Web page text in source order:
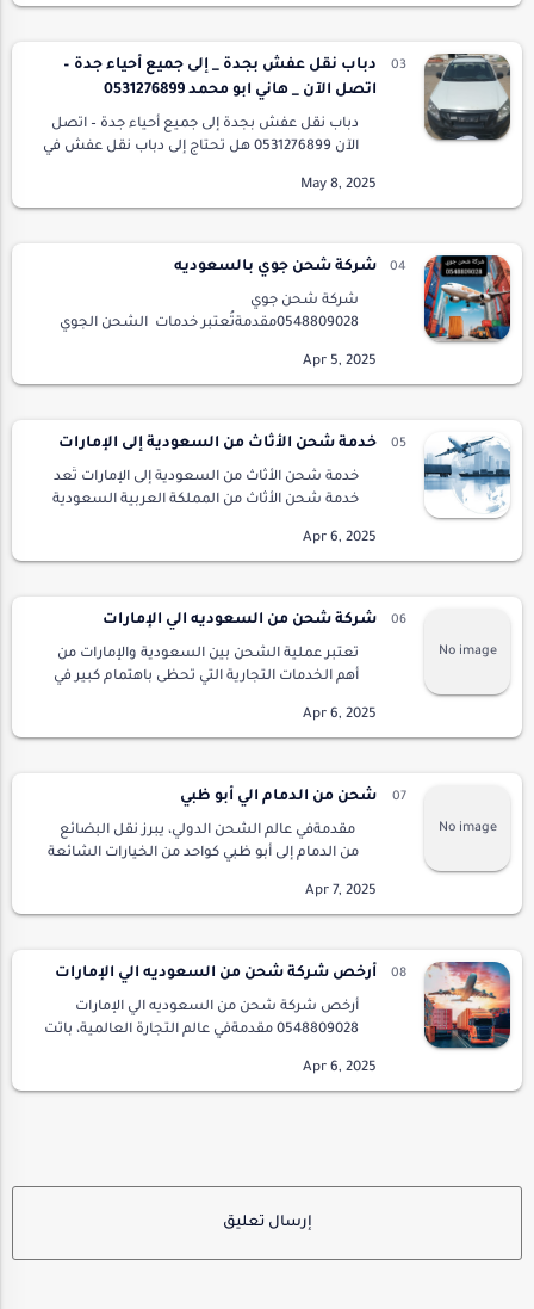
الكويت …
دباب نقل عفش بجدة _ إلى جميع أحياء جدة –
اتصل الآن _ هاني ابو محمد 0531276899
دباب نقل عفش بجدة إلى جميع أحياء جدة – اتصل
الآن 0531276899 هل تحتاج إلى دباب نقل عفش في
جدة إلى جميع أحياء جدة بأفضل الأسعار،
وباحترافية …
شركة شحن جوي بالسعوديه
شركة شحن جوي
0548809028مقدمةتُعتبر خدمات الشحن الجوي
حيث تساهم بصورة كبيرة في تسريع عمليات
النقل بين مختلف دول العالم. م…
خدمة شحن الأثاث من السعودية إلى الإمارات
خدمة شحن الأثاث من السعودية إلى الإمارات تُعد
خدمة شحن الأثاث من المملكة العربية السعودية
اللوجستية الأساسية التي تلبّي احتياجات الأ…
شركة شحن من السعوديه الي الإمارات
تعتبر عملية الشحن بين السعودية والإمارات من
أهم الخدمات التجارية التي تحظى باهتمام كبير في
الاقتصادية بين الدولتين، أصبح من الضروري توفر
…
شحن من الدمام الي أبو ظبي
مقدمةفي عالم الشحن الدولي، يبرز نقل البضائع
من الدمام إلى أبو ظبي كواحد من الخيارات الشائعة
إلى أخرى يساهم في تعزيز الت…
أرخص شركة شحن من السعوديه الي الإمارات
أرخص شركة شحن من السعوديه الي الإمارات
0548809028 مقدمةفي عالم التجارة العالمية، باتت
تعتمد عليها الشركات والأفراد لنقل السلع
والبضا…
إرسال تعليق